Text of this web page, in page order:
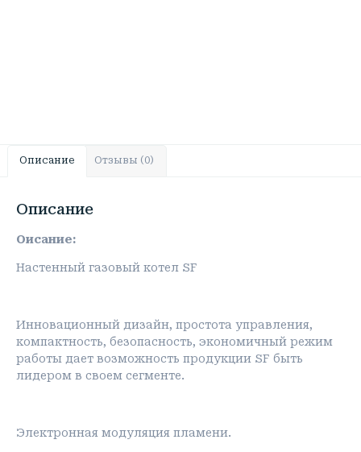
Описание Отзывы (0)
Описание
Оисание:
Настенный газовый котел SF
Инновационный дизайн, простота управления,
компактность, безопасность, экономичный режим
работы дает возможность продукции SF быть
лидером в своем сегменте.
Электронная модуляция пламени.